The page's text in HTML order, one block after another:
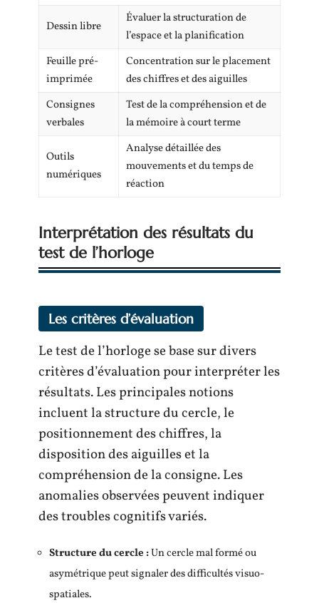
Dessin libre
Évaluer la structuration de
l’espace et la planification
Feuille pré-
imprimée
Concentration sur le placement
des chiffres et des aiguilles
Consignes
verbales
Test de la compréhension et de
la mémoire à court terme
Outils
numériques
Analyse détaillée des
mouvements et du temps de
réaction
Interprétation des résultats du
test de l’horloge
Les critères d’évaluation
Le test de l’horloge se base sur divers
critères d’évaluation pour interpréter les
résultats. Les principales notions
incluent la structure du cercle, le
positionnement des chiffres, la
disposition des aiguilles et la
compréhension de la consigne. Les
anomalies observées peuvent indiquer
des troubles cognitifs variés.
Structure du cercle :Un cercle mal formé ou
asymétrique peut signaler des difficultés visuo-
spatiales.